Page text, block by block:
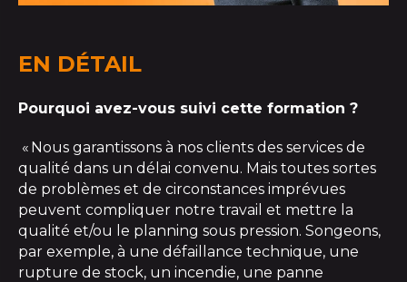
EN DÉTAIL
Pourquoi avez-vous suivi cette formation ?
« Nous garantissons à nos clients des services de
qualité dans un délai convenu. Mais toutes sortes
de problèmes et de circonstances imprévues
peuvent compliquer notre travail et mettre la
qualité et/ou le planning sous pression. Songeons,
par exemple, à une défaillance technique, une
rupture de stock, un incendie, une panne